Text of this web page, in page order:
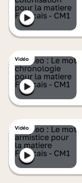
Vidéo
Vidéo